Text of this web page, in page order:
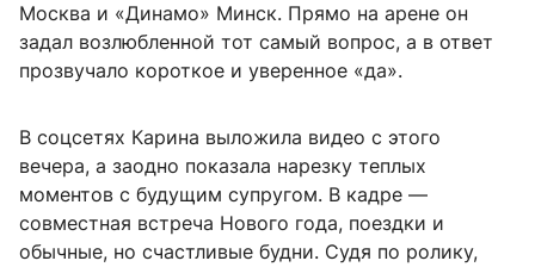
Москва и «Динамо» Минск. Прямо на арене он
задал возлюбленной тот самый вопрос, а в ответ
прозвучало короткое и уверенное «да».
В соцсетях Карина выложила видео с этого
вечера, а заодно показала нарезку теплых
моментов с будущим супругом. В кадре —
совместная встреча Нового года, поездки и
обычные, но счастливые будни. Судя по ролику,